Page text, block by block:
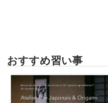
おすすめ習い事